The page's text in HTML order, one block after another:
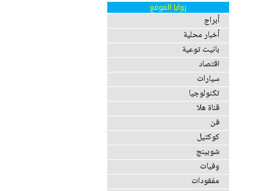
زوايا الموقع
أبراج
أخبار محلية
بانيت توعية
اقتصاد
سيارات
تكنولوجيا
قناة هلا
فن
كوكتيل
شوبينج
وفيات
مفقودات